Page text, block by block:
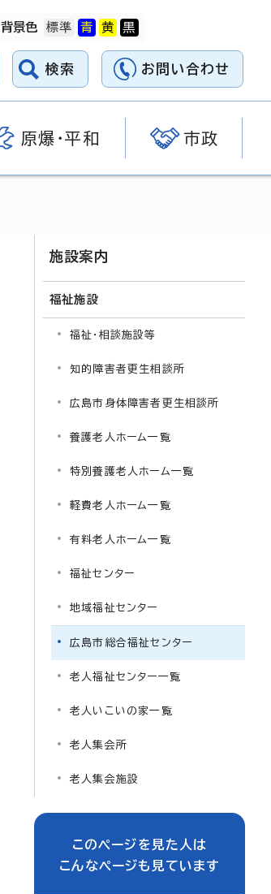
背景色
検索 お問い合わせ
原爆・平和 市政
施設案内
福祉施設
福祉・相談施設等
知的障害者更生相談所
広島市身体障害者更生相談所
養護老人ホーム一覧
特別養護老人ホーム一覧
軽費老人ホーム一覧
有料老人ホーム一覧
福祉センター
地域福祉センター
広島市総合福祉センター
老人福祉センター一覧
老人いこいの家一覧
老人集会所
老人集会施設
このページを見た人は
こんなページも見ています